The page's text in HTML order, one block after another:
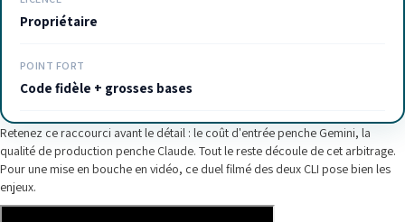
Propriétaire
POINT FORT
Code fidèle + grosses bases
Retenez ce raccourci avant le détail : le coût d'entrée penche Gemini, la
qualité de production penche Claude. Tout le reste découle de cet arbitrage.
Pour une mise en bouche en vidéo, ce duel filmé des deux CLI pose bien les
enjeux.